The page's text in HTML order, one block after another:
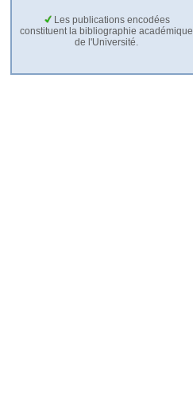
Les publications encodées
constituent la bibliographie académique
de l'Université.